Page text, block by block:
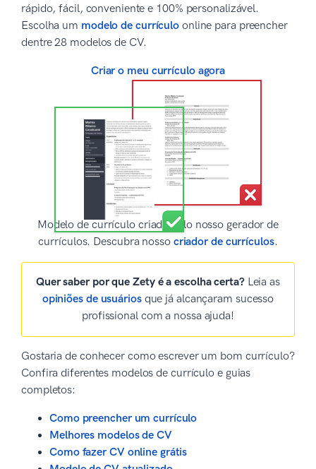
rápido, fácil, conveniente e 100% personalizável.
Escolha um modelo de currículo online para preencher
dentre 28 modelos de CV.
Criar o meu currículo agora
Modelo de currículo criado pelo nosso gerador de
currículos. Descubra nosso criador de currículos.
Quer saber por que Zety é a escolha certa?Leia as
opiniões de usuáriosque já alcançaram sucesso
profissional com a nossa ajuda!
Gostaria de conhecer como escrever um bom currículo?
Confira diferentes modelos de currículo e guias
completos:
Como preencher um currículo
Melhores modelos de CV
Como fazer CV online grátis